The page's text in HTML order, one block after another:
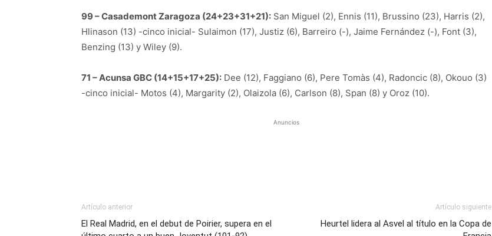
99 – Casademont Zaragoza (24+23+31+21): San Miguel (2), Ennis (11), Brussino (23), Harris (2),
Hlinason (13) -cinco inicial- Sulaimon (17), Justiz (6), Barreiro (-), Jaime Fernández (-), Font (3),
Benzing (13) y Wiley (9).
71 – Acunsa GBC (14+15+17+25): Dee (12), Faggiano (6), Pere Tomàs (4), Radoncic (8), Okouo (3)
-cinco inicial- Motos (4), Margarity (2), Olaizola (6), Carlson (8), Span (8) y Oroz (10).
Anuncios
Artículo anterior
El Real Madrid, en el debut de Poirier, supera en el
Artículo siguiente
Heurtel lidera al Asvel al título en la Copa de